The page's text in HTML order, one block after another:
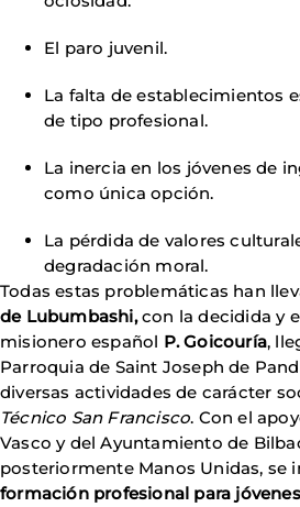
El paro juvenil.
La falta de establecimientos
de tipo profesional.
La inercia en los jóvenes de
como única opción.
La pérdida de valores
degradación moral.
Todas estas problemáticas han
de Lubumbashi,con la decidida y
misionero español P. Goicouría,
Parroquia de Saint Joseph de
diversas actividades de carácter
Técnico San Francisco. Con el
Vasco y del Ayuntamiento de
posteriormente Manos Unidas, se
formación profesional para jóvenes